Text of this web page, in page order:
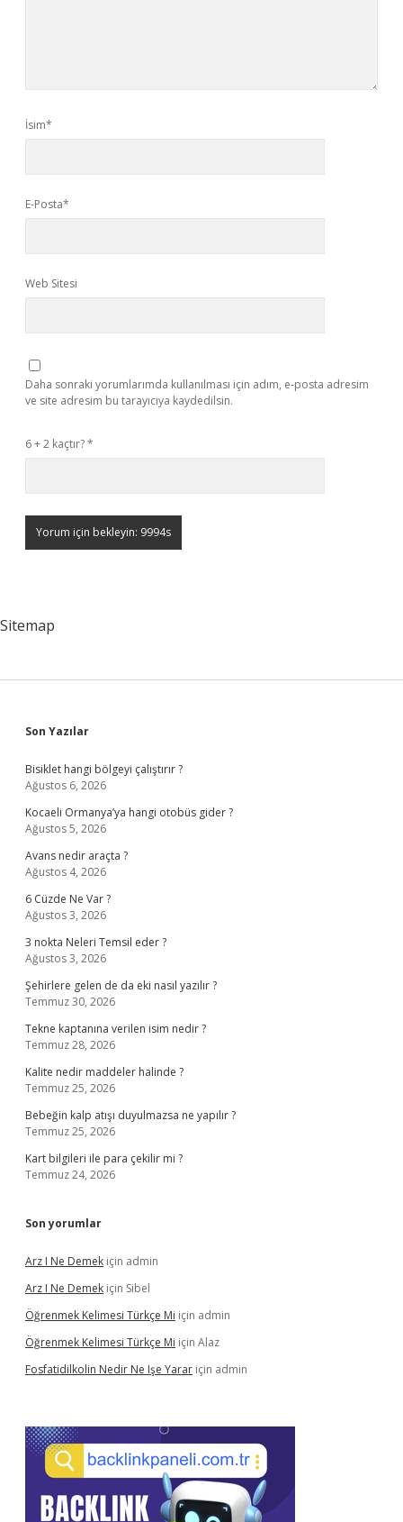
İsim*
E-Posta*
Web Sitesi
Daha sonraki yorumlarımda kullanılması için adım, e-posta adresim
ve site adresim bu tarayıcıya kaydedilsin.
6 + 2 kaçtır?*
Sitemap
Sidebar
Son Yazılar
Bisiklet hangi bölgeyi çalıştırır ?
Ağustos 6, 2026
Kocaeli Ormanya’ya hangi otobüs gider ?
Ağustos 5, 2026
Avans nedir araçta ?
Ağustos 4, 2026
6 Cüzde Ne Var ?
Ağustos 3, 2026
3 nokta Neleri Temsil eder ?
Ağustos 3, 2026
Şehirlere gelen de da eki nasıl yazılır ?
Temmuz 30, 2026
Tekne kaptanına verilen isim nedir ?
Temmuz 28, 2026
Kalite nedir maddeler halinde ?
Temmuz 25, 2026
Bebeğin kalp atışı duyulmazsa ne yapılır ?
Temmuz 25, 2026
Kart bilgileri ile para çekilir mi ?
Temmuz 24, 2026
Son yorumlar
Arz I Ne Demek için admin
Arz I Ne Demek için Sibel
Öğrenmek Kelimesi Türkçe Mi için admin
Öğrenmek Kelimesi Türkçe Mi için Alaz
Fosfatidilkolin Nedir Ne Işe Yarar için admin